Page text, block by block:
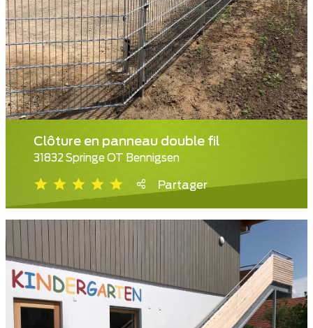
Clôture en panneau double fil
31832 Springe OT Bennigsen
Partager